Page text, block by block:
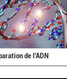
de l'ADN